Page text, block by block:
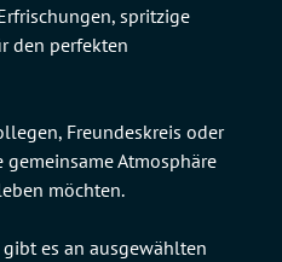
spritzige
den perfekten
Freundeskreis oder
Atmosphäre
möchten.
es an ausgewählten